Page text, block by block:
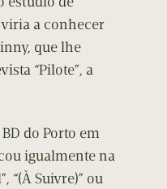
a conhecer
que lhe
“Pilote”, a
do Porto em
igualmente na
“(À Suivre)” ou